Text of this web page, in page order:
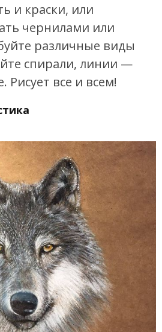
и краски, или
чернилами или
различные виды
спирали, линии —
Рисует все и всем!